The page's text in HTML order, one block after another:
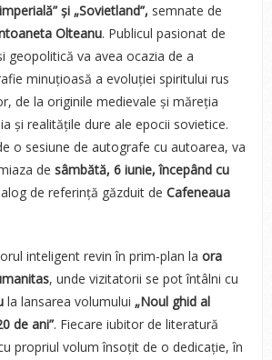
și „Sovietland”, semnate de
Olteanu. Publicul pasionat de
geopolitică va avea ocazia de a
minuțioasă a evoluției spiritului rus
de la originile medievale și măreția
și realitățile dure ale epocii sovietice.
o sesiune de autografe cu autoarea, va
de sâmbătă, 6 iunie, începând cu
de referință găzduit de Cafeneaua
inteligent revin în prim-plan la ora
, unde vizitatorii se pot întâlni cu
la lansarea volumului „Noul ghid al
de ani”. Fiecare iubitor de literatură
propriul volum însoțit de o dedicație, în